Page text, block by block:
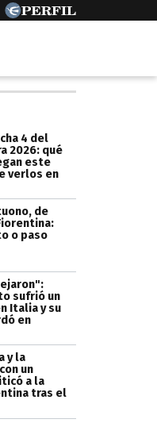
4 del
2026: qué
este
verlos en
de
o paso
sufrió un
Italia y su
en
y la
un
a la
tras el